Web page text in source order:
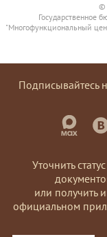
©
Государственное
"Многофункциональный
Подписывайтесь
Уточнить
или получить
официальном